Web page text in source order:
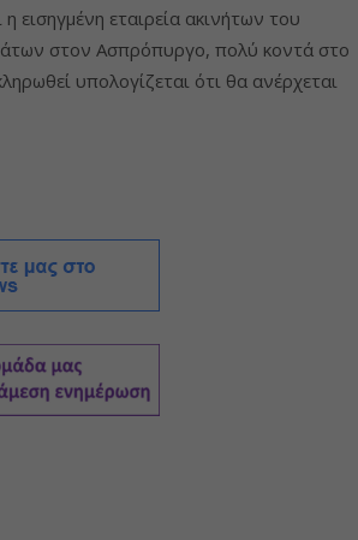
εισηγμένη εταιρεία ακινήτων του
στον Ασπρόπυργο, πολύ κοντά στο
υπολογίζεται ότι θα ανέρχεται